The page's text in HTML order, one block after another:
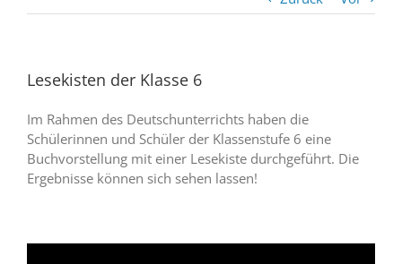
Lesekisten der Klasse 6
Im Rahmen des Deutschunterrichts haben die
Schülerinnen und Schüler der Klassenstufe 6 eine
Buchvorstellung mit einer Lesekiste durchgeführt. Die
Ergebnisse können sich sehen lassen!